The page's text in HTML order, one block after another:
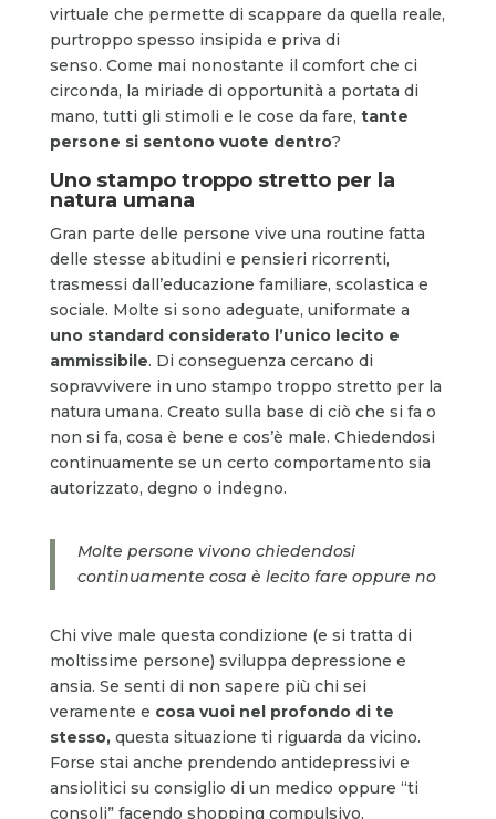
virtuale che permette di scappare da quella reale,
purtroppo spesso insipida e priva di
senso. Come mai nonostante il comfort che ci
circonda, la miriade di opportunità a portata di
mano, tutti gli stimoli e le cose da fare, tante
persone si sentono vuote dentro?
Uno stampo troppo stretto per la
natura umana
Gran parte delle persone vive una routine fatta
delle stesse abitudini e pensieri ricorrenti,
trasmessi dall’educazione familiare, scolastica e
sociale. Molte si sono adeguate, uniformate a
uno standard considerato l’unico lecito e
ammissibile. Di conseguenza cercano di
sopravvivere in uno stampo troppo stretto per la
natura umana. Creato sulla base di ciò che si fa o
non si fa, cosa è bene e cos’è male. Chiedendosi
continuamente se un certo comportamento sia
autorizzato, degno o indegno.
Molte persone vivono chiedendosi
continuamente cosa è lecito fare oppure no
Chi vive male questa condizione (e si tratta di
moltissime persone) sviluppa depressione e
ansia. Se senti di non sapere più chi sei
veramente e cosa vuoi nel profondo di te
stesso, questa situazione ti riguarda da vicino.
Forse stai anche prendendo antidepressivi e
ansiolitici su consiglio di un medico oppure “ti
consoli” facendo shopping compulsivo,